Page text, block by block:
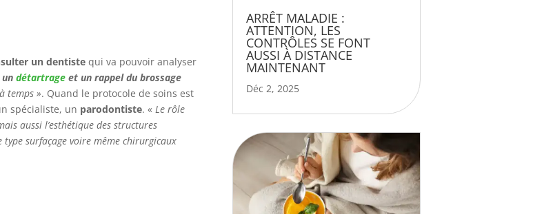
un dentiste qui va pouvoir analyser
un détartrage et un rappel du brossage
temps ». Quand le protocole de soins est
spécialiste, un parodontiste. « Le rôle
aussi l’esthétique des structures
surfaçage voire même chirurgicaux
ARRÊT MALADIE :
ATTENTION, LES
CONTRÔLES SE FONT
AUSSI À DISTANCE
MAINTENANT
Déc 2, 2025